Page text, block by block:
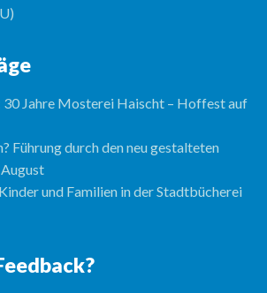
30 Jahre Mosterei Haischt – Hoffest auf
Führung durch den neu gestalteten
und Familien in der Stadtbücherei